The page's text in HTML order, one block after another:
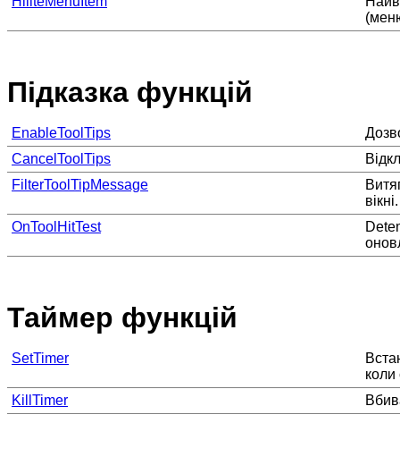
Підказка функцій
EnableToolTips
CancelToolTips
FilterToolTipMessage
вікні.
OnToolHitTest
Таймер функцій
SetTimer
коли
KillTimer